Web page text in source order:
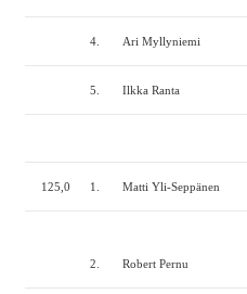
4. Ari Myllyniemi
5. Ilkka Ranta
125,0 1. Matti Yli-Seppänen
2. Robert Pernu